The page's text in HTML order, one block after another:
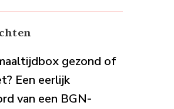
gezond of
Een eerlijk
van een BGN-